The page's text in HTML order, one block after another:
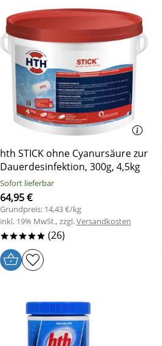
hth STICK ohne Cyanursäure zur
Dauerdesinfektion, 300g, 4,5kg
Sofort lieferbar
64,95 €
Grundpreis: 14,43 €/kg
inkl. 19% MwSt., zzgl.Versandkosten
***** (26)